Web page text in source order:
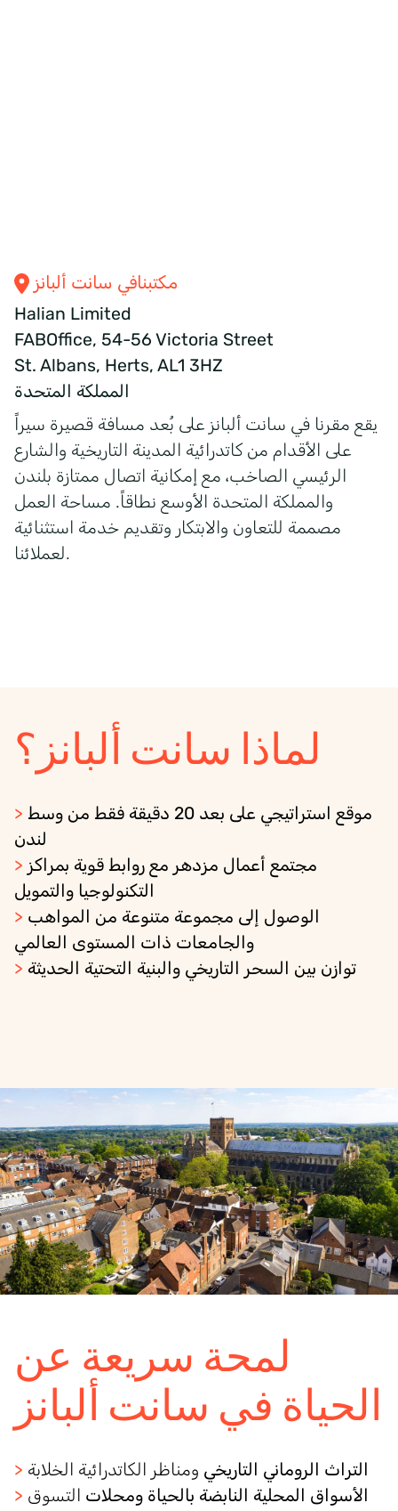
مكتبنافي سانت ألبانز
Halian Limited
FABOffice, 54-56 Victoria Street
St. Albans, Herts, AL1 3HZ
المملكة المتحدة
يقع مقرنا في سانت ألبانز على بُعد مسافة قصيرة سيراً
على الأقدام من كاتدرائية المدينة التاريخية والشارع
الرئيسي الصاخب، مع إمكانية اتصال ممتازة بلندن
والمملكة المتحدة الأوسع نطاقاً. مساحة العمل
مصممة للتعاون والابتكار وتقديم خدمة استثنائية
لعملائنا.
لماذا سانت ألبانز؟
> موقع استراتيجي على بعد 20 دقيقة فقط من وسط
لندن
> مجتمع أعمال مزدهر مع روابط قوية بمراكز
التكنولوجيا والتمويل
> الوصول إلى مجموعة متنوعة من المواهب
والجامعات ذات المستوى العالمي
> توازن بين السحر التاريخي والبنية التحتية الحديثة
لمحة سريعة عن
الحياة في سانت ألبانز
> التراث الروماني التاريخي ومناظر الكاتدرائية الخلابة
>
الأسواق المحلية النابضة بالحياة ومحلات التسوق